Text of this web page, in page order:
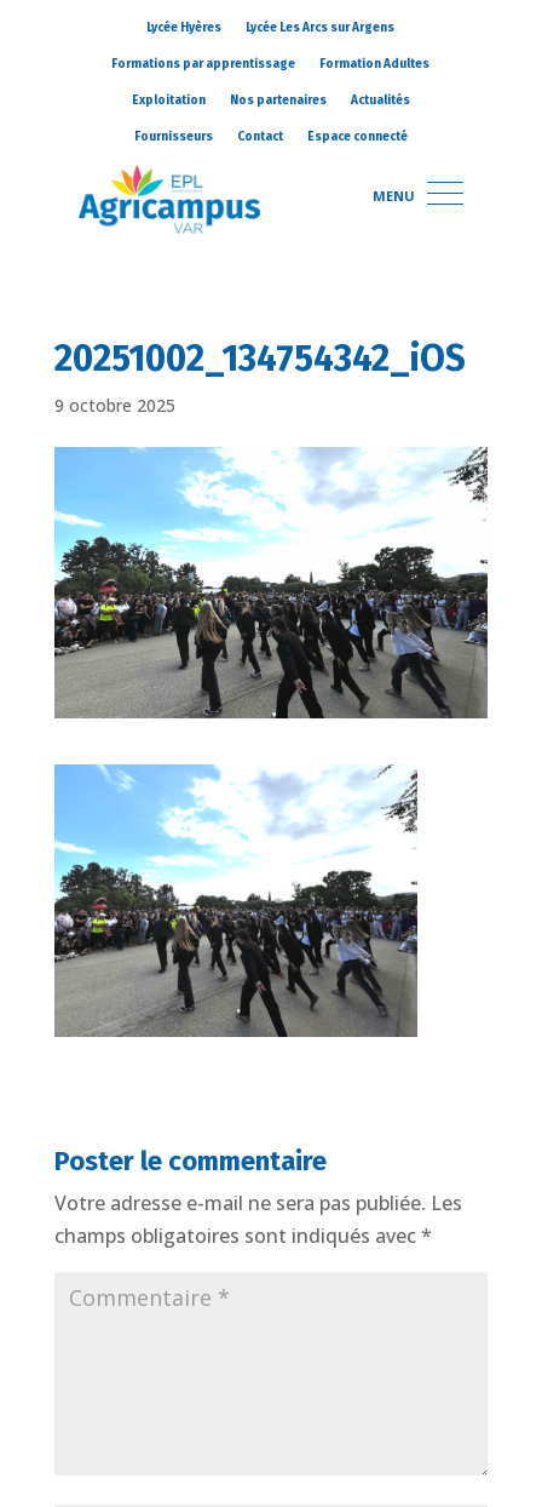
Lycée Hyères Lycée Les Arcs sur Argens
Formations par apprentissage Formation Adultes
Exploitation Nos partenaires Actualités
Fournisseurs Contact Espace connecté
MENU
20251002_134754342_iOS
9 octobre 2025
Poster le commentaire
Votre adresse e-mail ne sera pas publiée. Les
champs obligatoires sont indiqués avec*